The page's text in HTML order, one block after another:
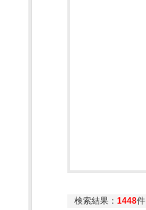
検索結果： 1448件